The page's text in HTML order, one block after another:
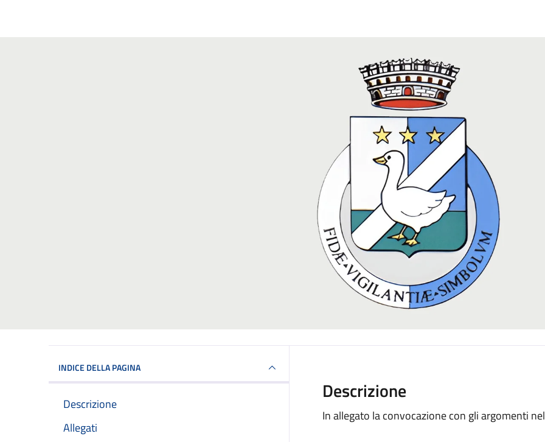
INDICE DELLA PAGINA
Descrizione
Allegati
Descrizione
In allegato la convocazione con gli argomenti